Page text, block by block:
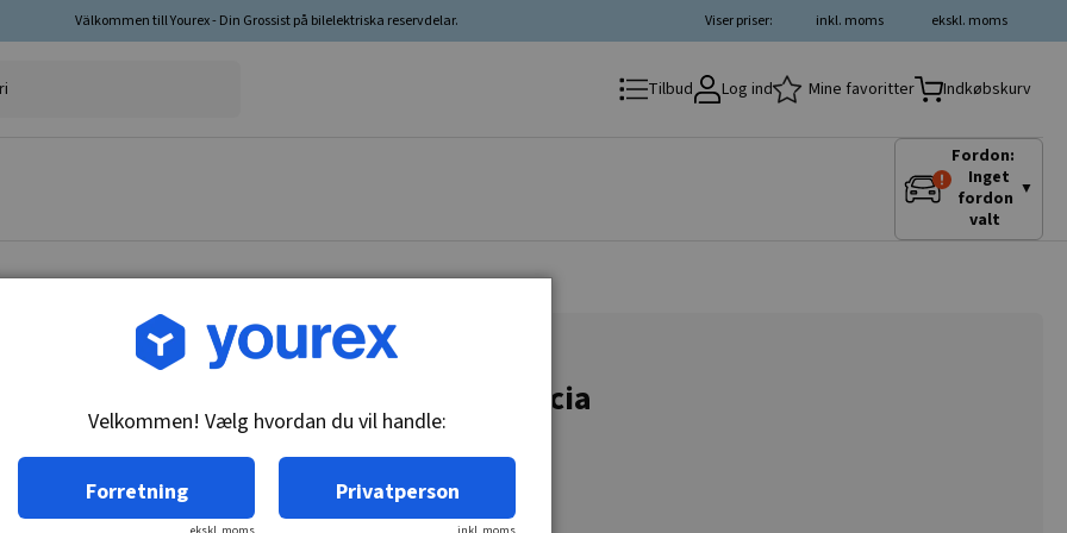
Välkommen till Yourex - Din Grossist på bilelektriska reservdelar. ekskl. moms
inkl. moms
Viser priser:
Tilbud Log ind Mine favoritter Indkøbskurv
Fordon:
Inget
fordon
valt
▼
Vare nr.: 1953140
Tidsindstilling-sensor, Lancia
Velkommen! Vælg hvordan du vil handle:
Forretning Privatperson